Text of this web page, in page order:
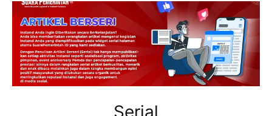
Serial